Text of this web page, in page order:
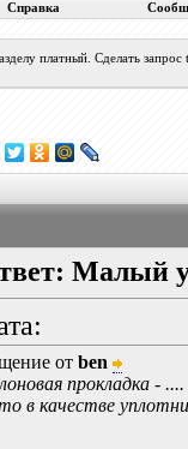
Справка
платный. Сделать
Малый
от ben
прокладка - ....
в качестве